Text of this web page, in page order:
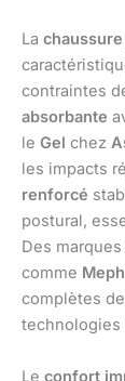
La
contraintes
absorbante
le Gel chez
les impacts
renforcé
postural,
Des
comme
complètes de
technologies
Le confort